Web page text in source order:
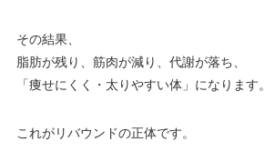
その結果、
脂肪が残り、筋肉が減り、代謝が落ち、
「痩せにくく・太りやすい体」になります。
これがリバウンドの正体です。